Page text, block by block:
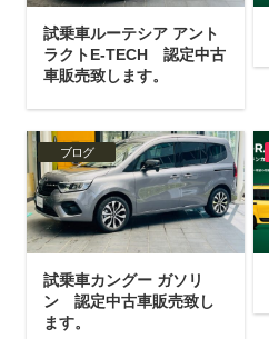
試乗車ルーテシア アント
ラクトE-TECH 認定中古
車販売致します。
ブログ
試乗車カングー ガソリ
ン 認定中古車販売致し
ます。